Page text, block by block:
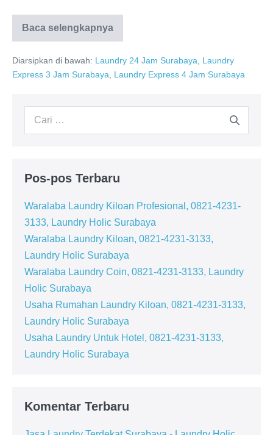
Baca selengkapnya
Antar
Jemput
Surabaya
Diarsipkan di bawah: Laundry 24 Jam Surabaya
Laundry
Express 3 Jam Surabaya
Laundry Express 4 Jam Surabaya
Pencarian
Pos-pos Terbaru
Waralaba Laundry Kiloan Profesional, 0821-4231-
3133, Laundry Holic Surabaya
Waralaba Laundry Kiloan, 0821-4231-3133,
Laundry Holic Surabaya
Waralaba Laundry Coin, 0821-4231-3133, Laundry
Holic Surabaya
Usaha Rumahan Laundry Kiloan, 0821-4231-3133,
Laundry Holic Surabaya
Usaha Laundry Untuk Hotel, 0821-4231-3133,
Laundry Holic Surabaya
Komentar Terbaru